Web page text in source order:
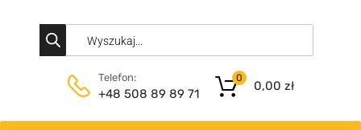
Telefon:
+48 508 89 89 71
0,00 zł
0